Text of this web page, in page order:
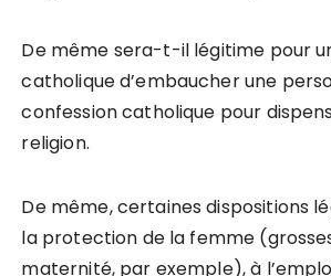
De même sera-t-il légitime pour
catholique d’embaucher une
confession catholique pour
religion.
De même, certaines dispositions
la protection de la femme
maternité, par exemple), à